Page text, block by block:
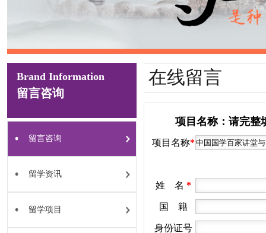
Brand Information
留言咨询
留言咨询
留学资讯
留学项目
在线留言
项目名称：请完整
项目名称*
姓 名 *
国 籍
身份证号